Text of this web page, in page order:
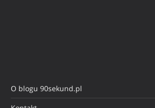
O blogu 90sekund.pl